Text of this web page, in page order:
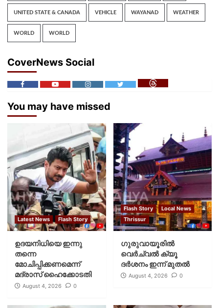
UNITED STATE & CANADA VEHICLE WAYANAD WEATHER
WORLD WORLD
CoverNews Social
You may have missed
Latest News Flash Story
ഉദയനിധിയെ ഇന്നു
തന്നെ
മോചിപ്പിക്കണമെന്ന്
മദ്രാസ് ഹൈക്കോടതി
August 4, 2026 0
Flash Story
Local News
Thrissur
ഗുരുവായൂരില്‍
വെര്‍ച്വല്‍ ക്യൂ
ദര്‍ശനം ഇന്ന് മുതല്‍
August 4, 2026 0